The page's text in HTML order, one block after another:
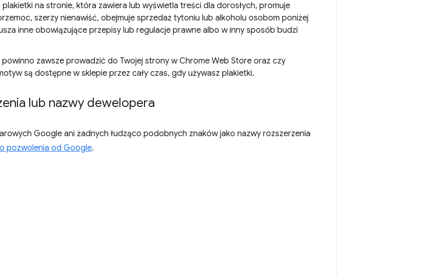
plakietki na stronie, która zawiera lub wyświetla treści dla dorosłych, promuje
szerzy nienawiść, obejmuje sprzedaż tytoniu lub alkoholu osobom poniżej
inne obowiązujące przepisy lub regulacje prawne albo w inny sposób budzi
powinno zawsze prowadzić do Twojej strony w Chrome Web Store oraz czy
są dostępne w sklepie przez cały czas, gdy używasz plakietki.
lub nazwy dewelopera
Google ani żadnych łudząco podobnych znaków jako nazwy rozszerzenia
pozwolenia od Google.